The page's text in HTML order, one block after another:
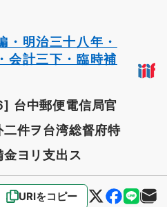
・明治三十八年・
会計三下・臨時補
台中郵便電信局官
件ヲ台湾総督府特
ヨリ支出ス
URIをコピー